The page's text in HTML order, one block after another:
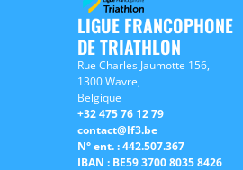
LIGUE FRANCOPHONE
DE TRIATHLON
Rue Charles Jaumotte 156,
1300 Wavre,
Belgique
+32 475 76 12 79
contact@lf3.be
N° ent. : 442.507.367
IBAN : BE59 3700 8035 8426